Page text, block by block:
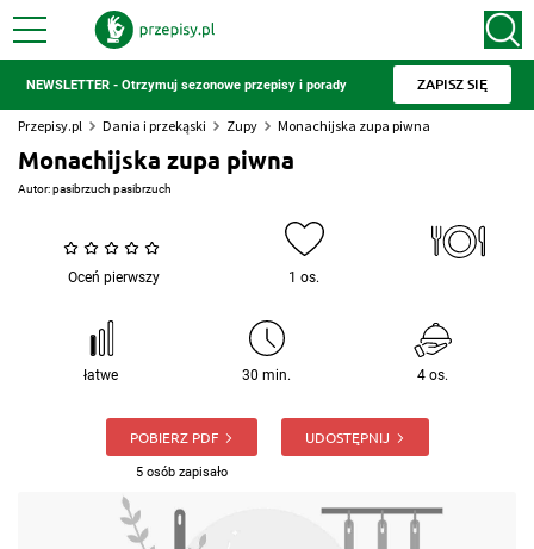
NEWSLETTER - Otrzymuj sezonowe przepisy i porady ZAPISZ SIĘ
Przepisy.pl Dania i przekąski Zupy Monachijska zupa piwna
Monachijska zupa piwna
Autor:pasibrzuch pasibrzuch
Oceń pierwszy 1 os.
łatwe 30 min. 4 os.
POBIERZ PDF
5 osób zapisało
UDOSTĘPNIJ